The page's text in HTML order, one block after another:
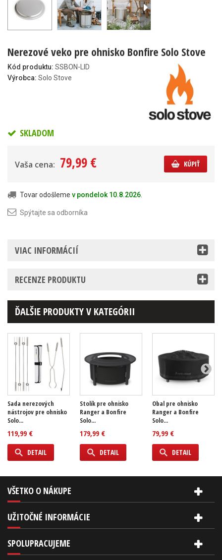
Nerezové veko pre ohnisko Bonfire Solo Stove
Kód produktu: SSBON-LID
Výrobca: Solo Stove
SKLADOM
Vaša cena: 79,99 € KÚPIŤ
Tovar odošleme v pondelok 10.8.2026
Spýtajte sa odborníka
VIAC INFORMÁCIÍ
RECENZE PRODUKTU
ĎALŠIE PRODUKTY V KATEGÓRII
Sada nerezových
nástrojov pre ohnisko
Solo...
119,99 €
DETAIL
Stolík pre ohnisko
Ranger a Bonfire
Solo...
179,99 €
DETAIL
Obal pre ohnisko
Ranger a Bonfire
Solo...
79,99 €
DETAIL
VŠETKO O NÁKUPE
UŽITOČNÉ INFORMÁCIE
SPOLUPRACUJEME